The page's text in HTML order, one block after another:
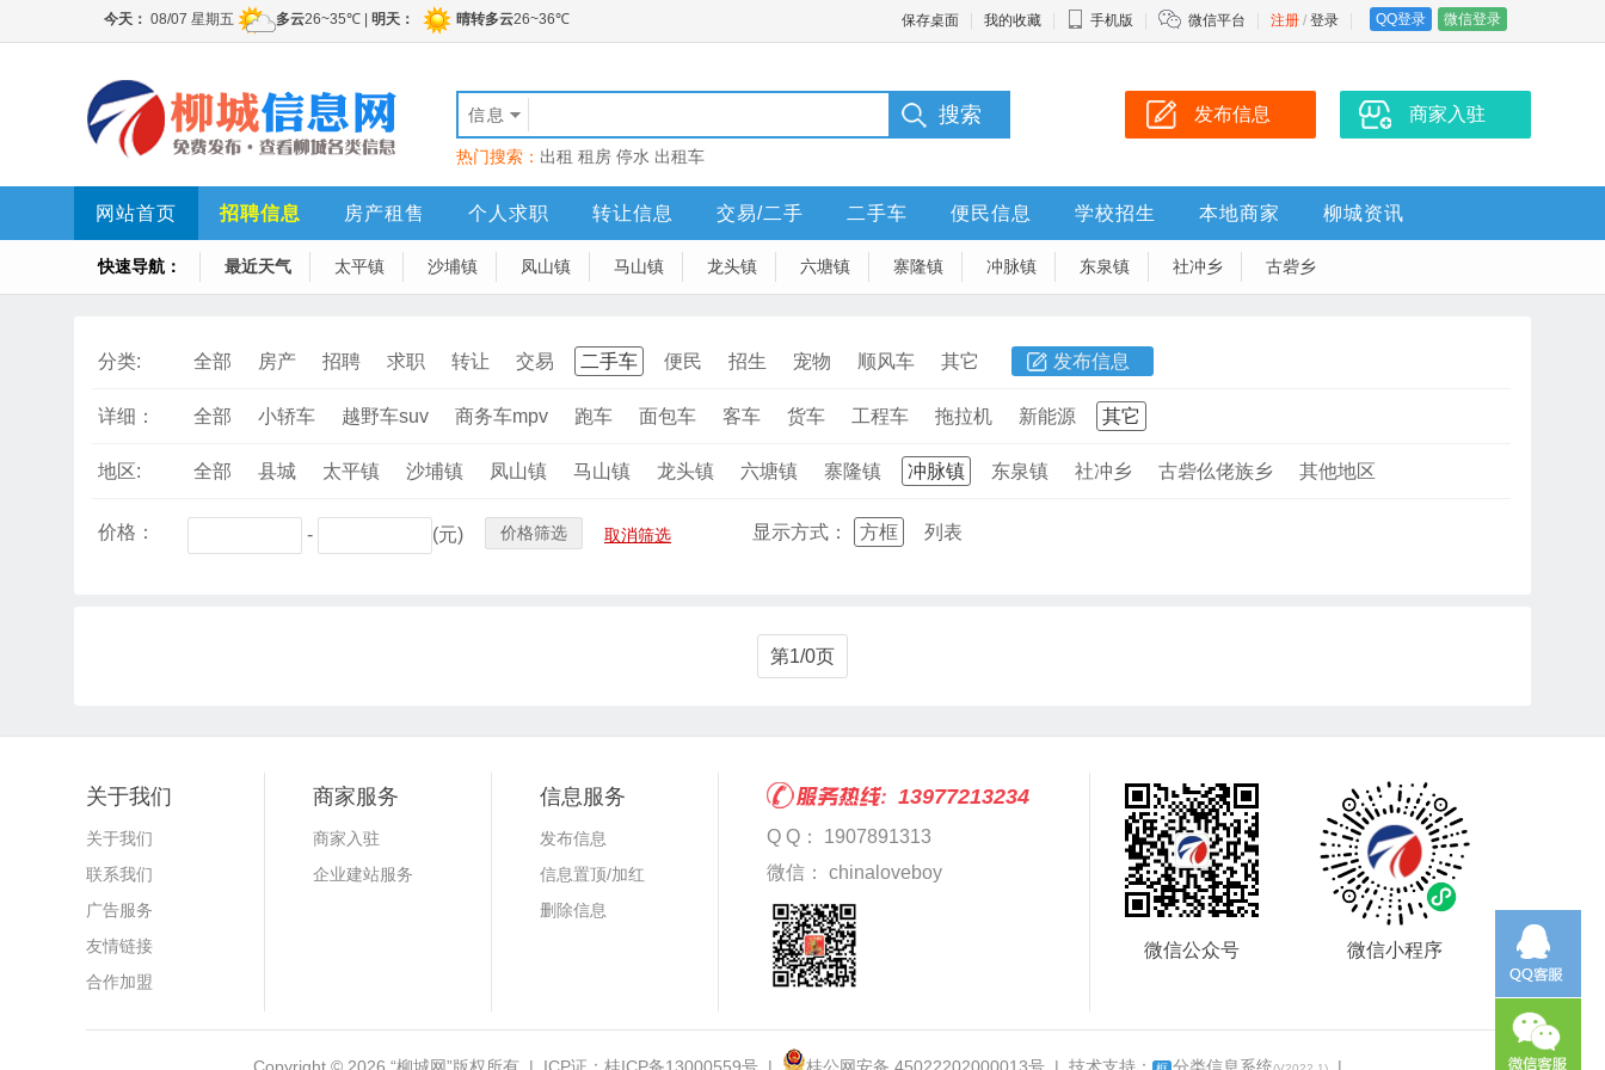
保存桌面 我的收藏 手机版 微信平台 注册 / 登录 QQ登录 微信登录
信息
热门搜索： 出租 租房 停水 出租车
发布信息 商家入驻
网站首页 招聘信息 房产租售 个人求职 转让信息 交易/二手 二手车 便民信息 学校招生 本地商家 柳城资讯
快速导航： 最近天气 太平镇 沙埔镇 凤山镇 马山镇 龙头镇 六塘镇 寨隆镇 冲脉镇 东泉镇 社冲乡 古砦乡
分类: 全部 房产 招聘 求职 转让 交易 二手车 便民 招生 宠物 顺风车 其它 发布信息
详细： 全部 小轿车 越野车suv 商务车mpv 跑车 面包车 客车 货车 工程车 拖拉机 新能源 其它
地区: 全部 县城 太平镇 沙埔镇 凤山镇 马山镇 龙头镇 六塘镇 寨隆镇 冲脉镇 东泉镇 社冲乡 古砦仫佬族乡 其他地区
价格： - (元) 价格筛选 取消筛选 显示方式： 方框 列表
第1/0页
关于我们
关于我们
联系我们
广告服务
友情链接
合作加盟
商家服务
商家入驻
企业建站服务
信息服务
发布信息
信息置顶/加红
删除信息
13977213234
Q Q： 1907891313
微信： chinaloveboy
微信公众号 微信小程序